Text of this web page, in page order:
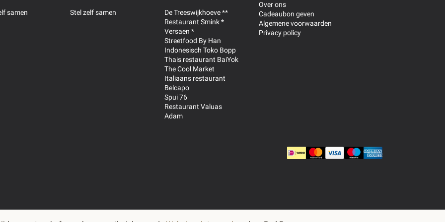
(Selderij
zijn gekomen.
samen Stel zelf samen
De Treeswijkhoeve **
Restaurant Smink *
Versaen *
Streetfood By Han
Indonesisch Toko Bopp
Thais restaurant BaiYok
The Cool Market
Italiaans restaurant
Belcapo
Spui 76
Restaurant Valuas
Adam
Over ons
Cadeaubon geven
Algemene voorwaarden
Privacy policy